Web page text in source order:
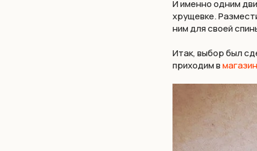
И именно одним
хрущевке.
ним для своей
Итак, выбор был
приходим в